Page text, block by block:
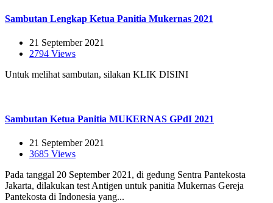
Sambutan Lengkap Ketua Panitia Mukernas 2021
21 September 2021
2794 Views
Untuk melihat sambutan, silakan KLIK DISINI
Sambutan Ketua Panitia MUKERNAS GPdI 2021
21 September 2021
3685 Views
Pada tanggal 20 September 2021, di gedung Sentra Pantekosta
Jakarta, dilakukan test Antigen untuk panitia Mukernas Gereja
Pantekosta di Indonesia yang...